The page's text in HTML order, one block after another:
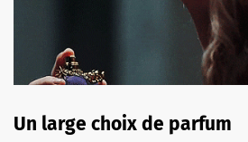
Un large choix de parfum